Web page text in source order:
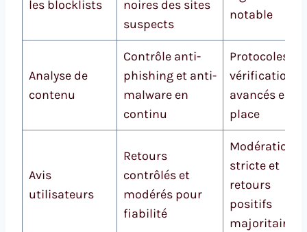
les blocklists
noires des sites
suspects
notable
Analyse de
contenu
Contrôle anti-
phishing et anti-
malware en
continu
Protocoles de
vérification
avancés en
place
Avis
utilisateurs
Retours
contrôlés et
modérés pour
fiabilité
Modération
stricte et
retours
positifs
majoritaires